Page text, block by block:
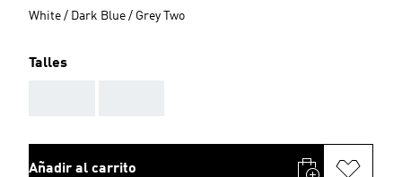
White / Dark Blue / Grey Two
Talles
Añadir al carrito